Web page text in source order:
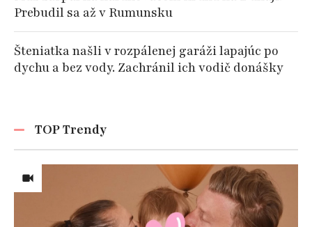
Prebudil sa až v Rumunsku
Šteniatka našli v rozpálenej garáži lapajúc po
dychu a bez vody. Zachránil ich vodič donášky
TOP Trendy